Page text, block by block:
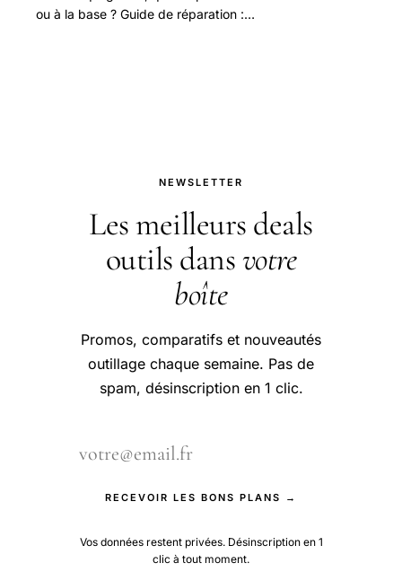
ou à la base ? Guide de réparation :
NEWSLETTER
Les meilleurs deals
outils dansvotre
boîte
Promos, comparatifs et nouveautés
outillage chaque semaine. Pas de
spam, désinscription en 1 clic.
RECEVOIR LES BONS PLANS →
Vos données restent privées. Désinscription en 1
clic à tout moment.